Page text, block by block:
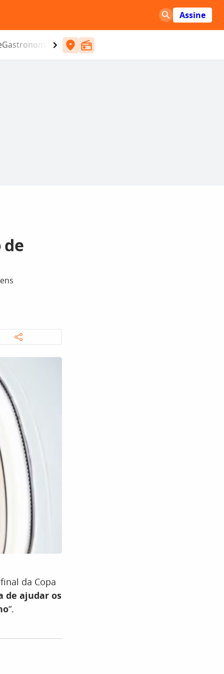
Assine
Gastronomia Entretenimento
de
da Copa
de ajudar os
“.